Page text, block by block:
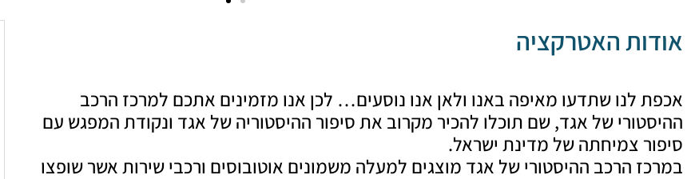
אודות האטרקציה
אכפת לנו שתדעו מאיפה באנו ולאן אנו נוסעים… לכן אנו מזמינים אתכם למרכז הרכב
ההיסטורי של אגד, שם תוכלו להכיר מקרוב את סיפור ההיסטוריה של אגד ונקודת המפגש עם
סיפור צמיחתה של מדינת ישראל.
במרכז הרכב ההיסטורי של אגד מוצגים למעלה משמונים אוטובוסים ורכבי שירות אשר שופצו